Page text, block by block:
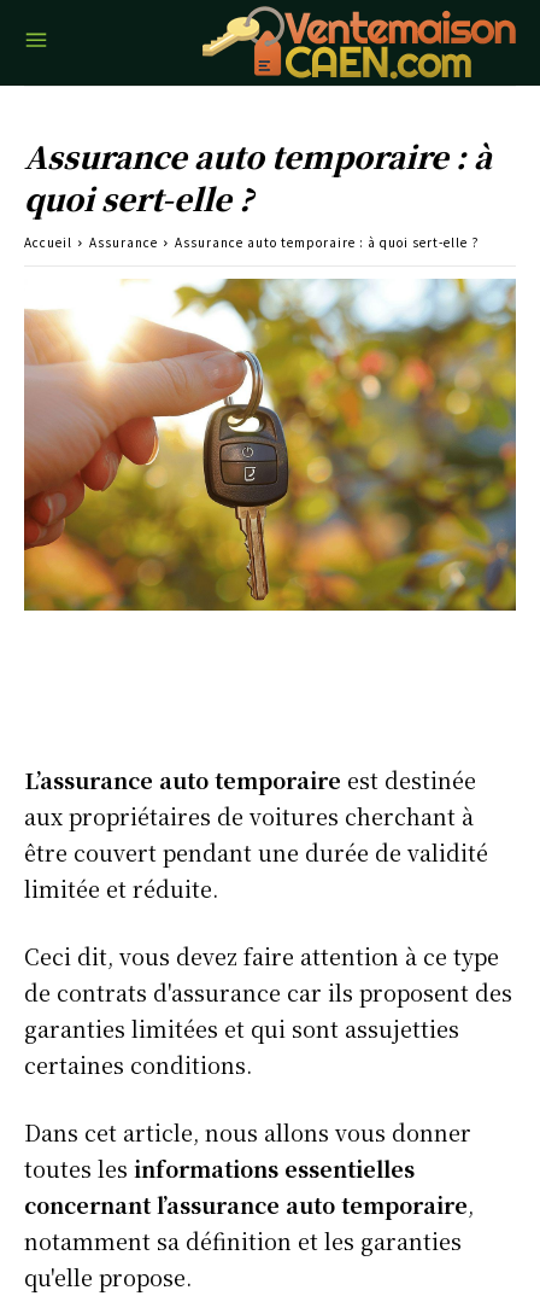
Assurance auto temporaire : à
quoi sert-elle ?
Accueil Assurance Assurance auto temporaire : à quoi sert-elle ?
L’assurance auto temporaire est destinée
aux propriétaires de voitures cherchant à
être couvert pendant une durée de validité
limitée et réduite.
Ceci dit, vous devez faire attention à ce type
de contrats d'assurance car ils proposent des
garanties limitées et qui sont assujetties
certaines conditions.
Dans cet article, nous allons vous donner
toutes les informations essentielles
concernant l’assurance auto temporaire,
notamment sa définition et les garanties
qu'elle propose.